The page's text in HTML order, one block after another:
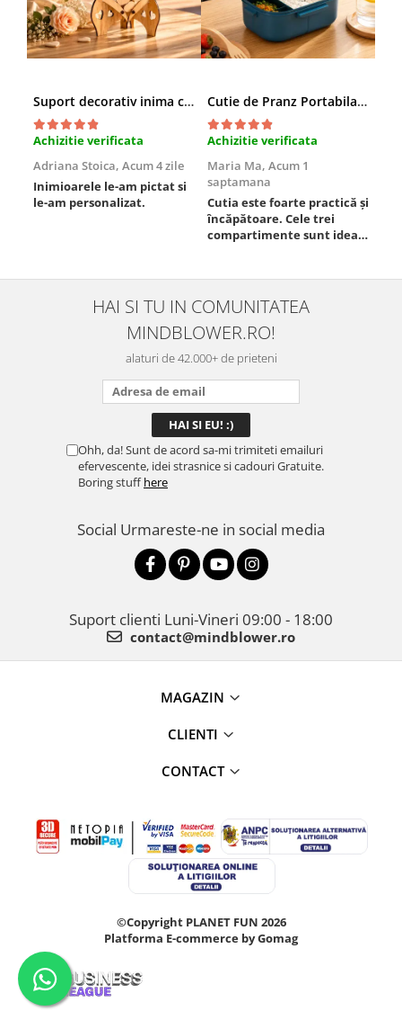
Suport decorativ inima cu mesaje, Cadou cu suflet
Achizitie verificata
Adriana Stoica, Acum 4 zile
Inimioarele le-am pictat si
le-am personalizat.
Cutie de Pranz Portabila cu Compartimente
Achizitie verificata
Maria Ma, Acum 1
saptamana
Cutia este foarte practică și
încăpătoare. Cele trei
compartimente sunt ideale
este sigură, fără scurgeri. O
folosesc aproape zilnic la
serviciu și sunt foarte
mulțumită.
HAI SI TU IN COMUNITATEA
MINDBLOWER.RO!
alaturi de 42.000+ de prieteni
Ohh, da! Sunt de acord sa-mi trimiteti emailuri
efervescente, idei strasnice si cadouri Gratuite.
Boring stuffhere
Social Urmareste-ne in social media
Suport clienti Luni-Vineri 09:00 - 18:00
contact@mindblower.ro
MAGAZIN
CLIENTI
CONTACT
©Copyright PLANET FUN 2026
Platforma E-commerce by Gomag